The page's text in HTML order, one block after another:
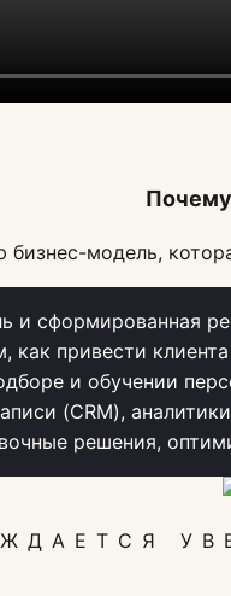
модель,
и сформированная
как привести
и обучении
(CRM),
решения,